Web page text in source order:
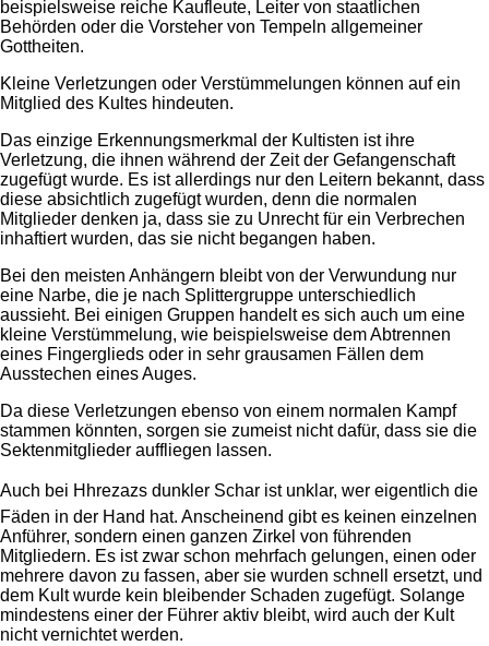
beispielsweise reiche Kaufleute, Leiter von staatlichen
Behörden oder die Vorsteher von Tempeln allgemeiner
Gottheiten.
Kleine Verletzungen oder Verstümmelungen können auf ein
Mitglied des Kultes hindeuten.
Das einzige Erkennungsmerkmal der Kultisten ist ihre
Verletzung, die ihnen während der Zeit der Gefangenschaft
zugefügt wurde. Es ist allerdings nur den Leitern bekannt, dass
diese absichtlich zugefügt wurden, denn die normalen
Mitglieder denken ja, dass sie zu Unrecht für ein Verbrechen
inhaftiert wurden, das sie nicht begangen haben.
Bei den meisten Anhängern bleibt von der Verwundung nur
eine Narbe, die je nach Splittergruppe unterschiedlich
aussieht. Bei einigen Gruppen handelt es sich auch um eine
kleine Verstümmelung, wie beispielsweise dem Abtrennen
eines Fingerglieds oder in sehr grausamen Fällen dem
Ausstechen eines Auges.
Da diese Verletzungen ebenso von einem normalen Kampf
stammen könnten, sorgen sie zumeist nicht dafür, dass sie die
Sektenmitglieder auffliegen lassen.
Auch bei Hhrezazs dunkler Schar ist unklar, wer eigentlich die
Fäden in der Hand hat. Anscheinend gibt es keinen einzelnen
Anführer, sondern einen ganzen Zirkel von führenden
Mitgliedern. Es ist zwar schon mehrfach gelungen, einen oder
mehrere davon zu fassen, aber sie wurden schnell ersetzt, und
dem Kult wurde kein bleibender Schaden zugefügt. Solange
mindestens einer der Führer aktiv bleibt, wird auch der Kult
nicht vernichtet werden.